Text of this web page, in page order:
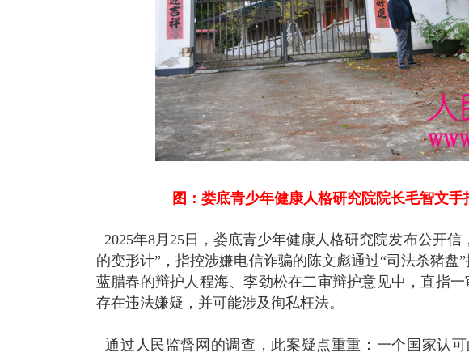
图：娄底青少年健康人格研究院院长毛智文
2025年8月25日，娄底青少年健康人格研究院发布公开信
的变形计”，指控涉嫌电信诈骗的陈文彪通过“司法杀猪盘
蓝腊春的辩护人程海、李劲松在二审辩护意见中，直指
存在违法嫌疑，并可能涉及徇私枉法。
通过人民监督网的调查，此案疑点重重：一个国家认